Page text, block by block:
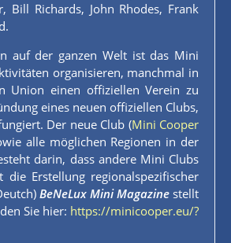
Bill Richards, John Rhodes, Frank
auf der ganzen Welt ist das Mini
organisieren, manchmal in
Union einen offiziellen Verein zu
eines neuen offiziellen Clubs,
Der neue Club (Mini Cooper
alle möglichen Regionen in der
darin, dass andere Mini Clubs
Erstellung regionalspezifischer
BeNeLux Mini Magazinestellt
Sie hier: https://minicooper.eu/?